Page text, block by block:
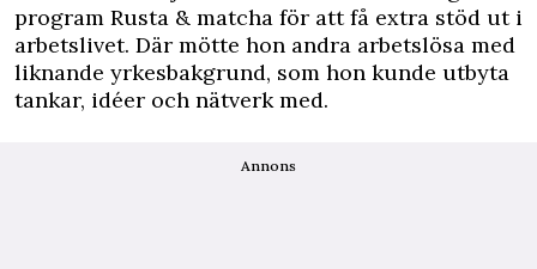
program Rusta & matcha för att få extra stöd ut i
arbetslivet. Där mötte hon andra arbetslösa med
liknande yrkesbakgrund, som hon kunde utbyta
tankar, idéer och nätverk med.
Annons